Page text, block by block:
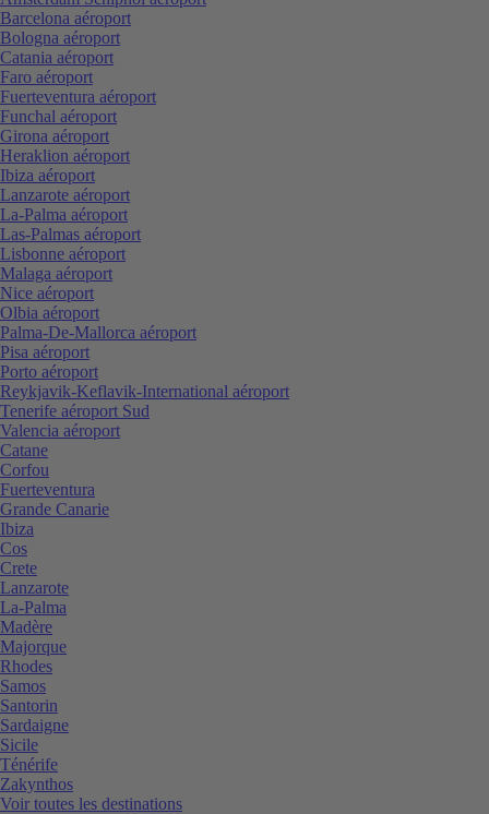
Barcelona aéroport
Bologna aéroport
Catania aéroport
Faro aéroport
Fuerteventura aéroport
Funchal aéroport
Girona aéroport
Heraklion aéroport
Ibiza aéroport
Lanzarote aéroport
La-Palma aéroport
Las-Palmas aéroport
Lisbonne aéroport
Malaga aéroport
Nice aéroport
Olbia aéroport
Palma-De-Mallorca aéroport
Pisa aéroport
Porto aéroport
Reykjavik-Keflavik-International aéroport
Tenerife aéroport Sud
Valencia aéroport
Catane
Corfou
Fuerteventura
Grande Canarie
Ibiza
Cos
Crete
Lanzarote
La-Palma
Madère
Majorque
Rhodes
Samos
Santorin
Sardaigne
Sicile
Ténérife
Zakynthos
Voir toutes les destinations